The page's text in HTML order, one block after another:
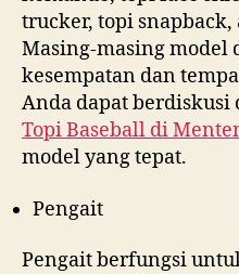
trucker, topi
Masing-masing model
kesempatan dan
Anda dapat berdiskusi
Topi Baseball di
model yang tepat.
Pengait
Pengait berfungsi